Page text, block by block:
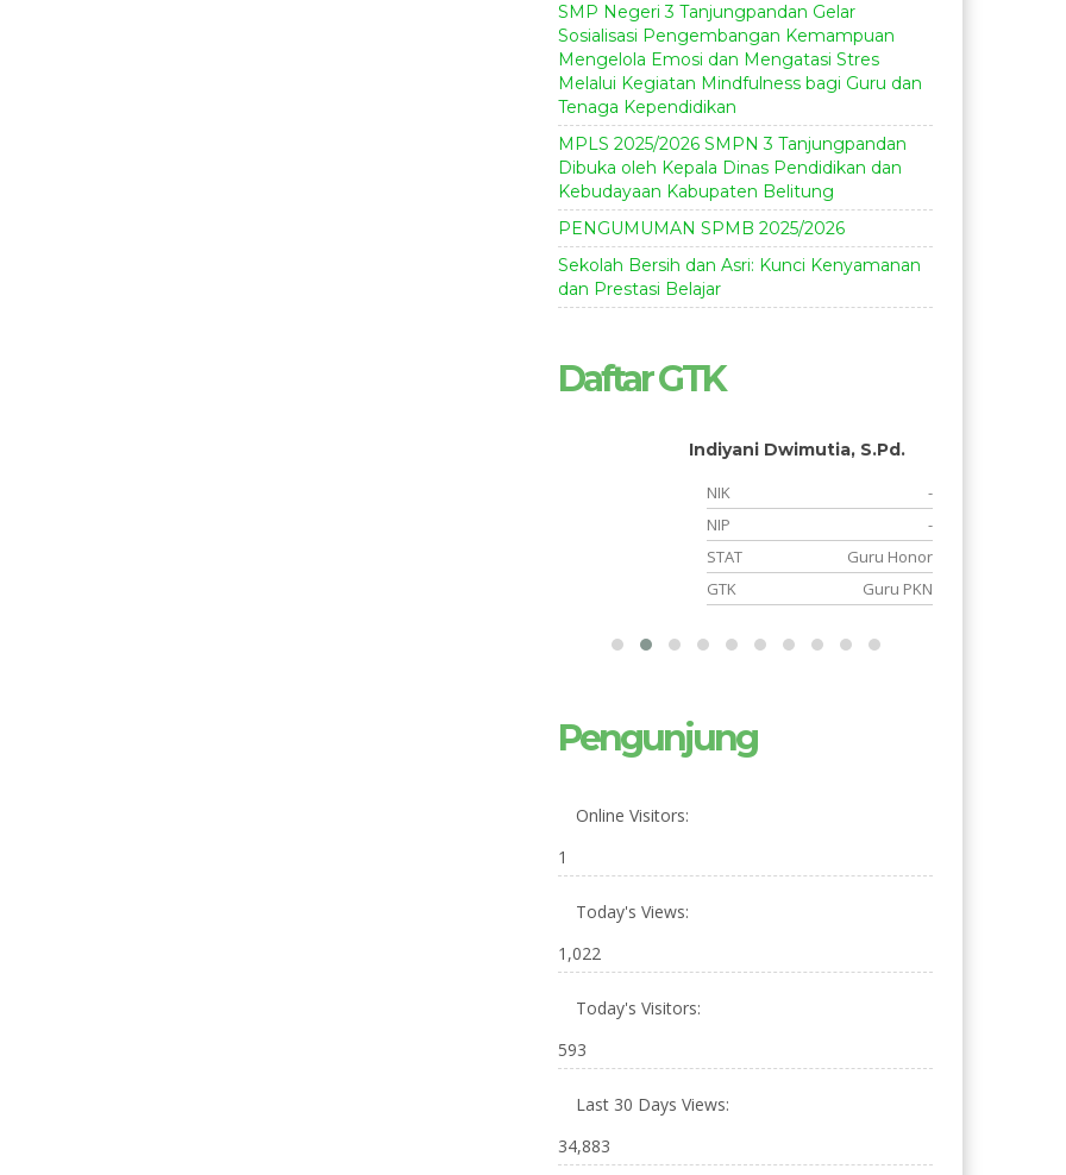
SMP Negeri 3 Tanjungpandan Gelar
Sosialisasi Pengembangan Kemampuan
Mengelola Emosi dan Mengatasi Stres
Melalui Kegiatan Mindfulness bagi Guru dan
Tenaga Kependidikan
MPLS 2025/2026 SMPN 3 Tanjungpandan
Dibuka oleh Kepala Dinas Pendidikan dan
Kebudayaan Kabupaten Belitung
PENGUMUMAN SPMB 2025/2026
Sekolah Bersih dan Asri: Kunci Kenyamanan
dan Prestasi Belajar
Daftar GTK
Indiyani Dwimutia, S.Pd.
NIK
-
NIP
-
STAT
Guru Honor
GTK
Guru PKN
Pengunjung
Online Visitors:
1
Today's Views:
1,022
Today's Visitors:
593
Last 30 Days Views:
34,883